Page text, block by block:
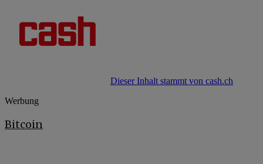
Dieser Inhalt stammt von cash.ch
Werbung
Bitcoin